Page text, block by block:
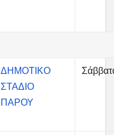
ΔΗΜΟΤΙΚΟ
ΣΤΑΔΙΟ
ΠΑΡΟΥ